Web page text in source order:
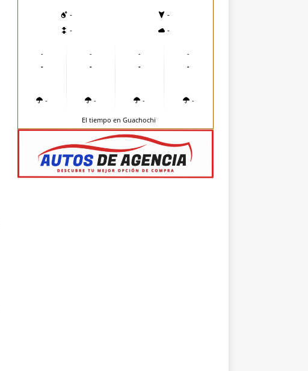
-
-
-
-
-
-
-
-
-
-
-
-
-
-
-
-
El tiempo en Guachochi